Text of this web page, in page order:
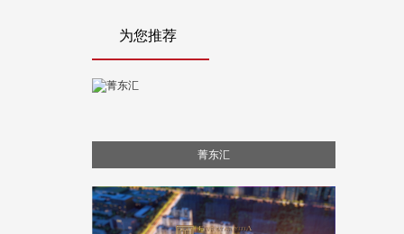
为您推荐
菁东汇